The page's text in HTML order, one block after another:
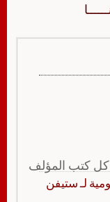
كتب المؤلف
لـ ستيفن